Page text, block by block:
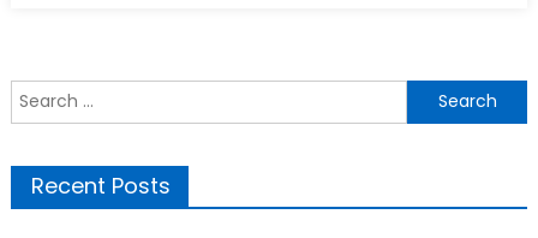
Search
for:
Recent Posts